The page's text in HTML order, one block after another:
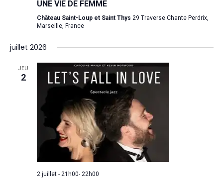
UNE VIE DE FEMME
Château Saint-Loup et Saint Thys 29 Traverse Chante Perdrix,
Marseille, France
juillet 2026
JEU
2
2 juillet - 21h00- 22h00